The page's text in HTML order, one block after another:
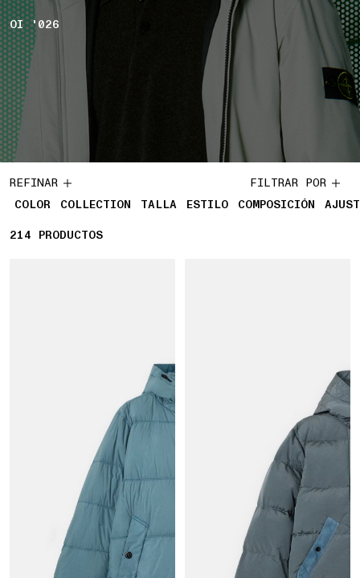
OI '026
REFINAR
COLOR
COLLECTION TALLA ESTILO COMPOSICIÓN
FILTRAR POR
214 214 PRODUCTOS
PRODUCTOS